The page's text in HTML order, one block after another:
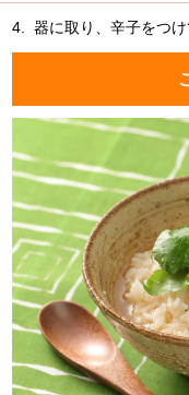
4. 器に取り、辛子をつけ